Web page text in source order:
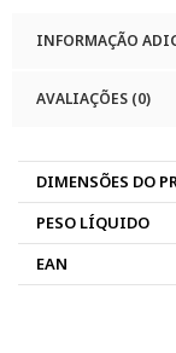
INFORMAÇÃO
AVALIAÇÕES (0)
DIMENSÕES DO
PESO LÍQUIDO
EAN